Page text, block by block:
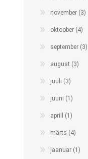
november (3)
oktoober (4)
september (3)
august (3)
juuli (3)
juuni (1)
aprill (1)
märts (4)
jaanuar (1)